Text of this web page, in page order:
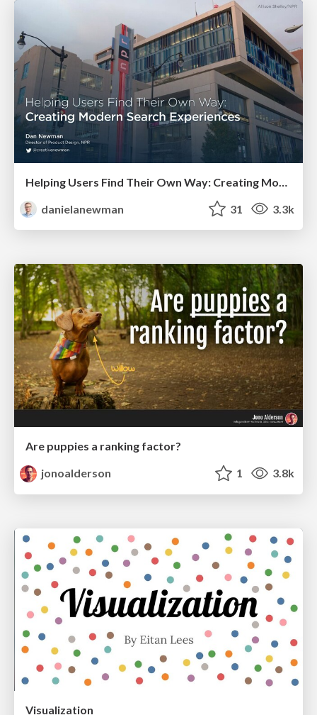
danielanewman
31 3.3k
Are puppies a ranking factor?
jonoalderson
1 3.8k
Visualization